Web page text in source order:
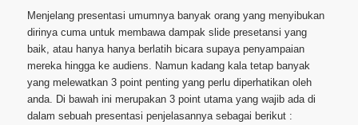
Menjelang presentasi umumnya banyak orang yang menyibukan
dirinya cuma untuk membawa dampak slide presetansi yang
baik, atau hanya hanya berlatih bicara supaya penyampaian
mereka hingga ke audiens. Namun kadang kala tetap banyak
yang melewatkan 3 point penting yang perlu diperhatikan oleh
anda. Di bawah ini merupakan 3 point utama yang wajib ada di
dalam sebuah presentasi penjelasannya sebagai berikut :